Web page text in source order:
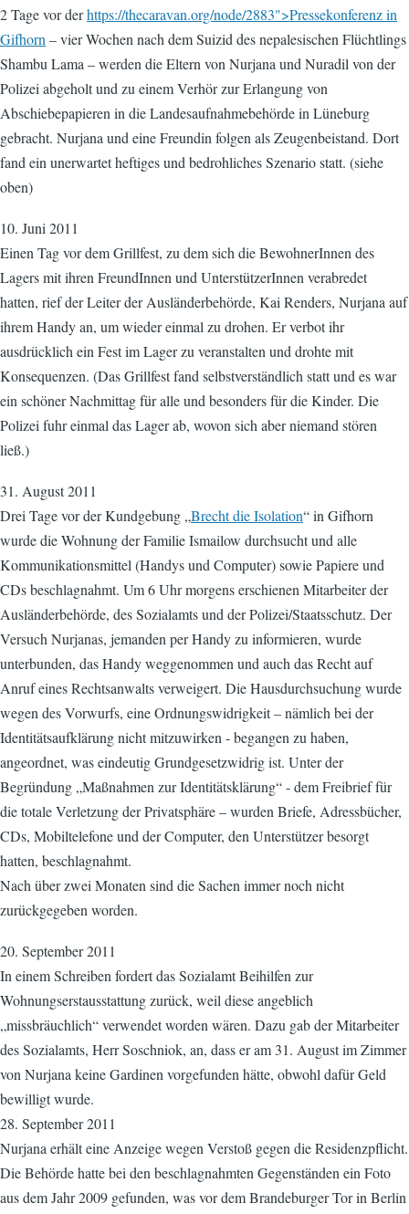
2 Tage vor derhttps://thecaravan.org/node/2883">Pressekonferenz in
Gifhorn – vier Wochen nach dem Suizid des nepalesischen Flüchtlings
Shambu Lama – werden die Eltern von Nurjana und Nuradil von der
Polizei abgeholt und zu einem Verhör zur Erlangung von
Abschiebepapieren in die Landesaufnahmebehörde in Lüneburg
gebracht. Nurjana und eine Freundin folgen als Zeugenbeistand. Dort
fand ein unerwartet heftiges und bedrohliches Szenario statt. (siehe
oben)
10. Juni 2011
Einen Tag vor dem Grillfest, zu dem sich die BewohnerInnen des
Lagers mit ihren FreundInnen und UnterstützerInnen verabredet
hatten, rief der Leiter der Ausländerbehörde, Kai Renders, Nurjana auf
ihrem Handy an, um wieder einmal zu drohen. Er verbot ihr
ausdrücklich ein Fest im Lager zu veranstalten und drohte mit
Konsequenzen. (Das Grillfest fand selbstverständlich statt und es war
ein schöner Nachmittag für alle und besonders für die Kinder. Die
Polizei fuhr einmal das Lager ab, wovon sich aber niemand stören
ließ.)
31. August 2011
Drei Tage vor der Kundgebung „Brecht die Isolation“ in Gifhorn
wurde die Wohnung der Familie Ismailow durchsucht und alle
Kommunikationsmittel (Handys und Computer) sowie Papiere und
CDs beschlagnahmt. Um 6 Uhr morgens erschienen Mitarbeiter der
Ausländerbehörde, des Sozialamts und der Polizei/Staatsschutz. Der
Versuch Nurjanas, jemanden per Handy zu informieren, wurde
unterbunden, das Handy weggenommen und auch das Recht auf
Anruf eines Rechtsanwalts verweigert. Die Hausdurchsuchung wurde
wegen des Vorwurfs, eine Ordnungswidrigkeit – nämlich bei der
Identitätsaufklärung nicht mitzuwirken - begangen zu haben,
angeordnet, was eindeutig Grundgesetzwidrig ist. Unter der
Begründung „Maßnahmen zur Identitätsklärung“ - dem Freibrief für
die totale Verletzung der Privatsphäre – wurden Briefe, Adressbücher,
CDs, Mobiltelefone und der Computer, den Unterstützer besorgt
hatten, beschlagnahmt.
Nach über zwei Monaten sind die Sachen immer noch nicht
zurückgegeben worden.
20. September 2011
In einem Schreiben fordert das Sozialamt Beihilfen zur
Wohnungserstausstattung zurück, weil diese angeblich
„missbräuchlich“ verwendet worden wären. Dazu gab der Mitarbeiter
des Sozialamts, Herr Soschniok, an, dass er am 31. August im Zimmer
von Nurjana keine Gardinen vorgefunden hätte, obwohl dafür Geld
bewilligt wurde.
28. September 2011
Nurjana erhält eine Anzeige wegen Verstoß gegen die Residenzpflicht.
Die Behörde hatte bei den beschlagnahmten Gegenständen ein Foto
aus dem Jahr 2009 gefunden, was vor dem Brandeburger Tor in Berlin